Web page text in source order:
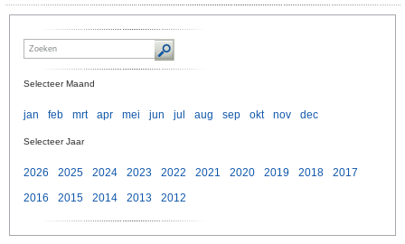
Selecteer Maand
jan feb mrt apr mei jun jul aug sep okt nov dec
Selecteer Jaar
2026 2025 2024 2023 2022 2021 2020 2019 2018
2017
2016
2015 2014 2013 2012